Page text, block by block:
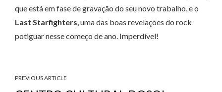
que está em fase de gravação do seu novo trabalho, e o
Last Starfighters , uma das boas revelações do rock
potiguar nesse começo de ano. Imperdível!
PREVIOUS ARTICLE